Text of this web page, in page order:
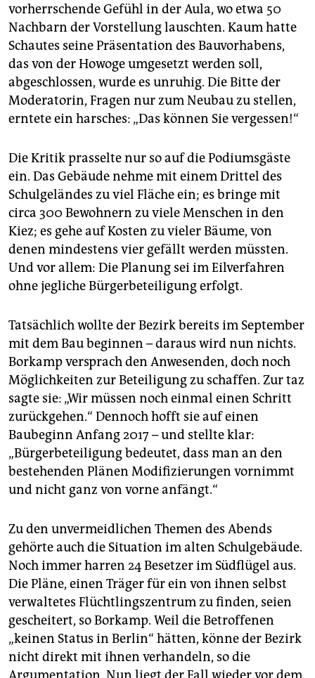
vorherrschende Gefühl in der Aula, wo etwa 50
Nachbarn der Vorstellung lauschten. Kaum hatte
Schautes seine Präsentation des Bauvorhabens,
das von der Ho­woge umgesetzt werden soll,
abgeschlossen, wurde es unruhig. Die Bitte der
Moderatorin, Fragen nur zum Neubau zu stellen,
erntete ein harsches: „Das können Sie vergessen!“
Die Kritik prasselte nur so auf die Podiumsgäste
ein. Das Gebäude nehme mit einem Drittel des
Schulgeländes zu viel Fläche ein; es bringe mit
circa 300 Bewohnern zu viele Menschen in den
Kiez; es gehe auf Kosten zu vieler Bäume, von
denen mindestens vier gefällt werden müssten.
Und vor allem: Die Planung sei im Eilverfahren
ohne jegliche Bürgerbeteiligung erfolgt.
Tatsächlich wollte der Bezirk bereits im September
mit dem Bau beginnen – daraus wird nun nichts.
Borkamp versprach den Anwesenden, doch noch
Möglichkeiten zur Beteiligung zu schaffen. Zur taz
sagte sie: „Wir müssen noch einmal einen Schritt
zurückgehen.“ Dennoch hofft sie auf einen
Baubeginn Anfang 2017 – und stellte klar:
„Bürgerbeteiligung bedeutet, dass man an den
bestehenden Plänen Modifizierungen vornimmt
und nicht ganz von vorne anfängt.“
Zu den unvermeidlichen Themen des Abends
gehörte auch die Situation im alten Schulgebäude.
Noch immer harren 24 Besetzer im Südflügel aus.
Die Pläne, einen Träger für ein von ihnen selbst
verwaltetes Flüchtlingszentrum zu finden, seien
gescheitert, so Borkamp. Weil die Betroffenen
„keinen Status in Berlin“ hätten, könne der Bezirk
nicht direkt mit ihnen verhandeln, so die